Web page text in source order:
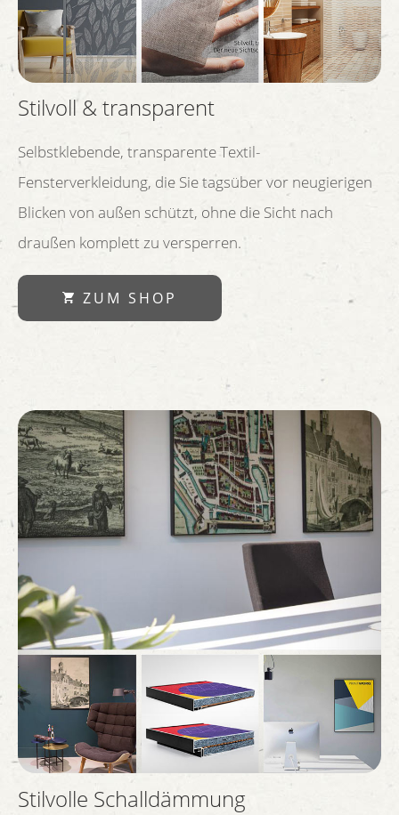
Stilvoll & transparent
Selbstklebende, transparente Textil-
Fensterverkleidung, die Sie tagsüber vor neugierigen
Blicken von außen schützt, ohne die Sicht nach
draußen komplett zu versperren.
ZUM SHOP
Stilvolle Schalldämmung